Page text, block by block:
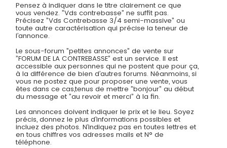
Pensez à indiquer dans le titre clairement ce que
vous vendez. ”Vds contrebasse” ne suffit pas.
Précisez ”Vds Contrebasse 3/4 semi-massive” ou
toute autre caractérisation qui précise la teneur de
l’annonce.
Le sous-forum ”petites annonces” de vente sur
”FORUM DE LA CONTREBASSE” est un service. Il est
accessible aux personnes qui ne postent que pour ça,
à la différence de bien d’autres forums. Néanmoins, si
vous ne postez que pour proposer une vente, vous
êtes dans ce cas,tenus de mettre ”bonjour” au début
du message et ”au revoir et merci” à la fin.
Les annonces doivent indiquer le prix et le lieu. Soyez
précis, donnez le plus d’informations possibles et
incluez des photos. N’indiquez pas en toutes lettres et
en tous chiffres vos adresses mails et N° de
téléphone.